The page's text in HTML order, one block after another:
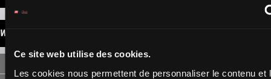
Ce site web utilise des cookies.
Les cookies nous permettent de personnaliser le contenu et
WINNINGS